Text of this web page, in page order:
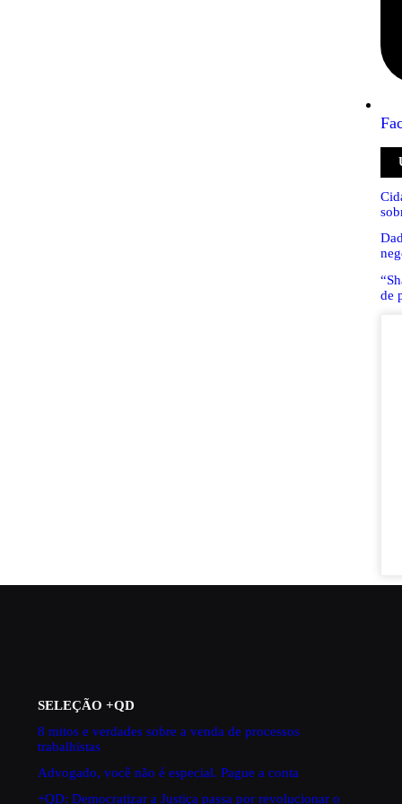
de
SELEÇÃO +QD
8 mitos e verdades sobre a venda de processos
trabalhistas
Advogado, você não é especial. Pague a conta
+QD: Democratizar a Justiça passa por revolucionar o